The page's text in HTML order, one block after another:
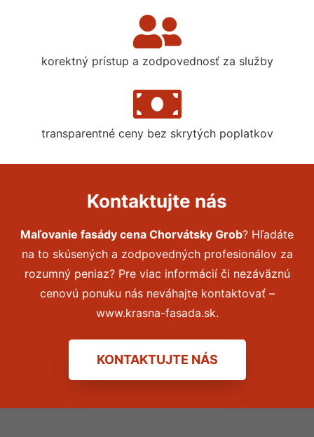
korektný prístup a zodpovednosť za služby
transparentné ceny bez skrytých poplatkov
Kontaktujte nás
Maľovanie fasády cena Chorvátsky Grob? Hľadáte
na to skúsených a zodpovedných profesionálov za
rozumný peniaz? Pre viac informácií či nezáväznú
cenovú ponuku nás neváhajte kontaktovať –
www.krasna-fasada.sk.
KONTAKTUJTE NÁS